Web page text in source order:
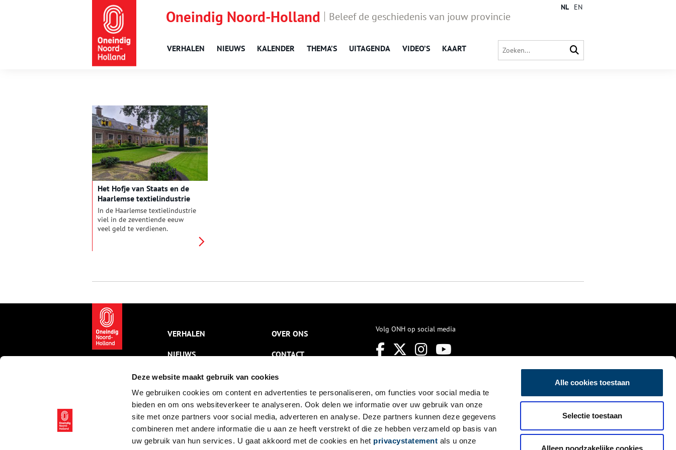
Deze website maakt gebruik van cookies
We gebruiken cookies om content en advertenties te personaliseren, om functies voor social media te
bieden en om ons websiteverkeer te analyseren. Ook delen we informatie over uw gebruik van onze
site met onze partners voor social media, adverteren en analyse. Deze partners kunnen deze gegevens
combineren met andere informatie die u aan ze heeft verstrekt of die ze hebben verzameld op basis van
uw gebruik van hun services. U gaat akkoord met de cookies en het privacystatement als u onze
Alle cookies toestaan
Selectie toestaan
Alleen noodzakelijke cookies
Oneindig Noord-Holland Beleef de geschiedenis van jouw provincie
VERHALEN NIEUWS KALENDER THEMA’S UITAGENDA VIDEO’S KAART
NL EN
Het Hofje van Staats en de
Haarlemse textielindustrie
In de Haarlemse textielindustrie
viel in de zeventiende eeuw
veel geld te verdienen.
stichten aan de Jansweg.
VERHALEN
NIEUWS
KALENDER
THEMA’S
ACTIVITEITEN
VIDEO’S
OVER ONS
CONTACT
NIEUWSBRIEF
DISCLAIMER
PRIVACY
TOEGANKELIJKHEID
Volg ONH op social media